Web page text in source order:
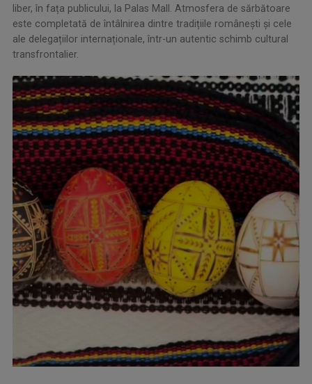
liber, în fața publicului, la Palas Mall. Atmosfera de sărbătoare
este completată de întâlnirea dintre tradițiile românești și cele
ale delegațiilor internaționale, într-un autentic schimb cultural
transfrontalier.